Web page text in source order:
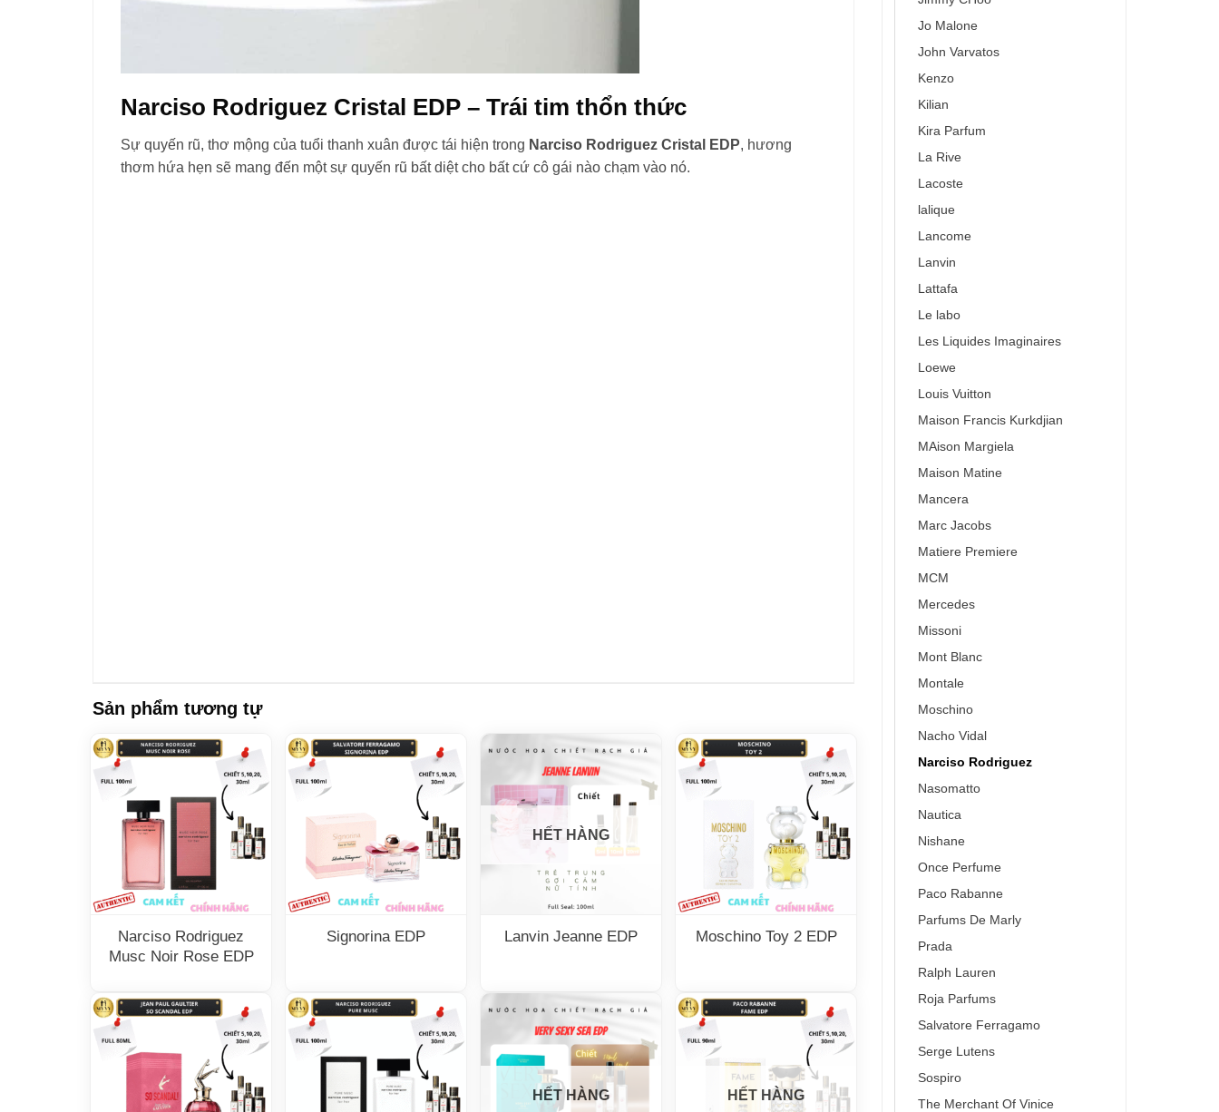
Jo Malone
John Varvatos
Kenzo
Kilian
Kira Parfum
La Rive
Lacoste
lalique
Lancome
Lanvin
Lattafa
Le labo
Les Liquides Imaginaires
Loewe
Louis Vuitton
Maison Francis Kurkdjian
MAison Margiela
Maison Matine
Mancera
Marc Jacobs
Matiere Premiere
MCM
Mercedes
Missoni
Mont Blanc
Montale
Moschino
Nacho Vidal
Narciso Rodriguez
Nasomatto
Nautica
Nishane
Once Perfume
Paco Rabanne
Parfums De Marly
Prada
Ralph Lauren
Roja Parfums
Salvatore Ferragamo
Serge Lutens
Sospiro
The Merchant Of Vinice
Narciso Rodriguez Cristal EDP – Trái tim thổn thức
Sự quyến rũ, thơ mộng của tuổi thanh xuân được tái hiện trong Narciso Rodriguez Cristal EDP, hương
thơm hứa hẹn sẽ mang đến một sự quyến rũ bất diệt cho bất cứ cô gái nào chạm vào nó.
Sản phẩm tương tự
Narciso Rodriguez
Musc Noir Rose EDP
Signorina EDP
HẾT HÀNG
Lanvin Jeanne EDP Moschino Toy 2 EDP
HẾT HÀNG HẾT HÀNG